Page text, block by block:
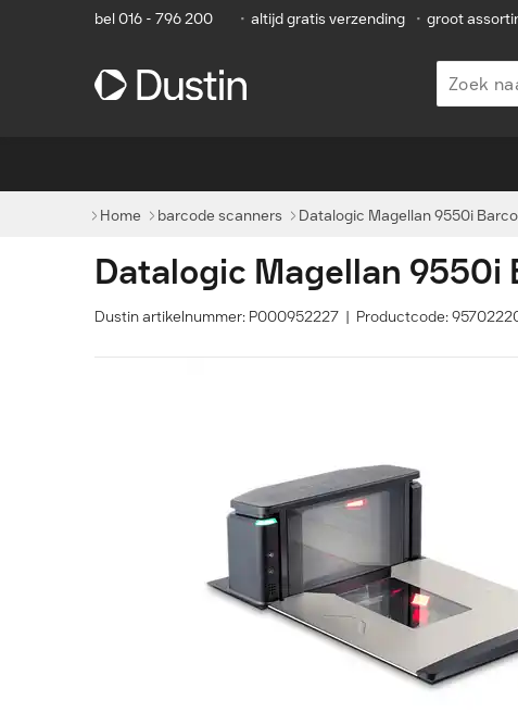
bel 016 - 796 200 • altijd gratis verzending • groot
Home barcode scanners Datalogic Magellan 9550i
Datalogic Magellan 9550i
Dustin artikelnummer: P000952227 | Productcode: